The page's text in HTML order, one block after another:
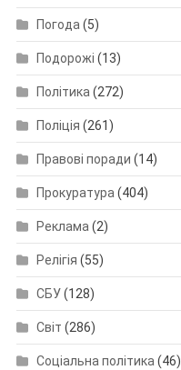
Погода(5)
Подорожі (13)
Політика(272)
Поліція (261)
Правові поради (14)
Прокуратура(404)
Реклама(2)
Релігія (55)
СБУ(128)
Світ (286)
Соціальна політика(46)